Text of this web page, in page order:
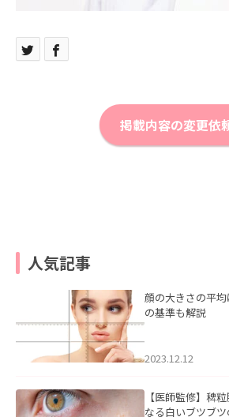
掲載内容の変更依
人気記事
顔の大きさの平
の基準も解説
2023.12.12
【医師監修】稗
なる白いブツブ